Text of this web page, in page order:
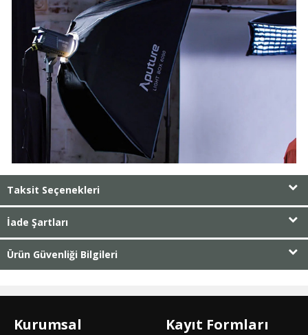
Taksit Seçenekleri
İade Şartları
Ürün Güvenliği Bilgileri
Kurumsal Kayıt Formları